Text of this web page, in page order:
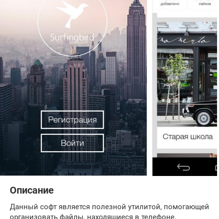
Описание
Данный софт является полезной утилитой, помогающей
организовать файлы, находящиеся в телефоне.